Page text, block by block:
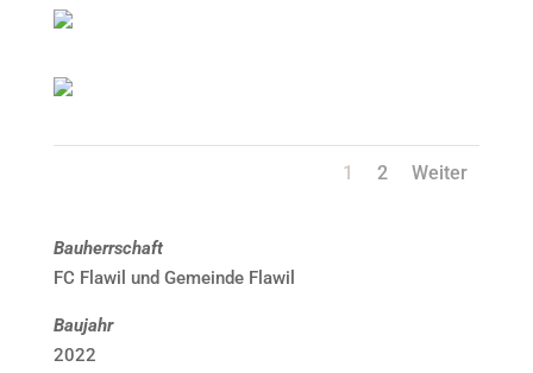
1 2 Weiter
Bauherrschaft
FC Flawil und Gemeinde Flawil
Baujahr
2022